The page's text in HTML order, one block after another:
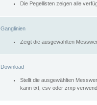
Die Pegellisten zeigen alle
Ganglinien
Zeigt die ausgewählten
Download
Stellt die ausgewählten
kann txt, csv oder zrxp